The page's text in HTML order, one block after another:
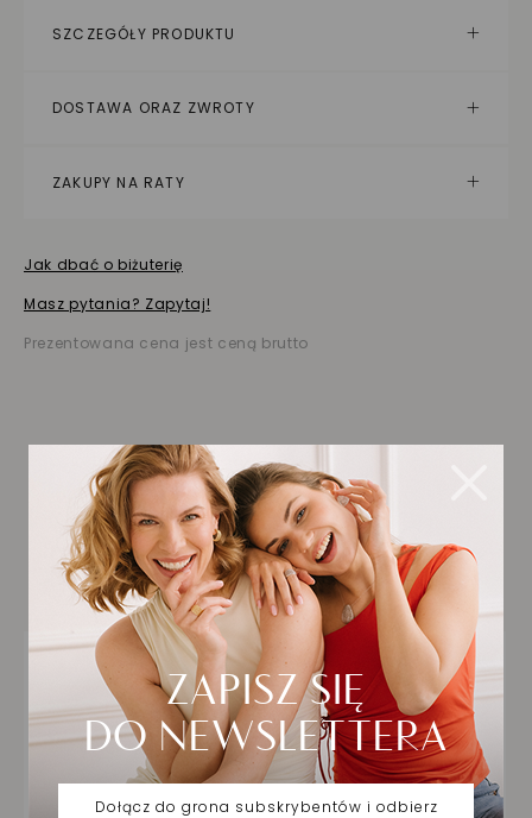
SZCZEGÓŁY PRODUKTU
DOSTAWA ORAZ ZWROTY
ZAKUPY NA RATY
Jak dbać o biżuterię
Masz pytania? Zapytaj!
Prezentowana cena jest ceną brutto
Biżuteria wybrana dla
Ciebie